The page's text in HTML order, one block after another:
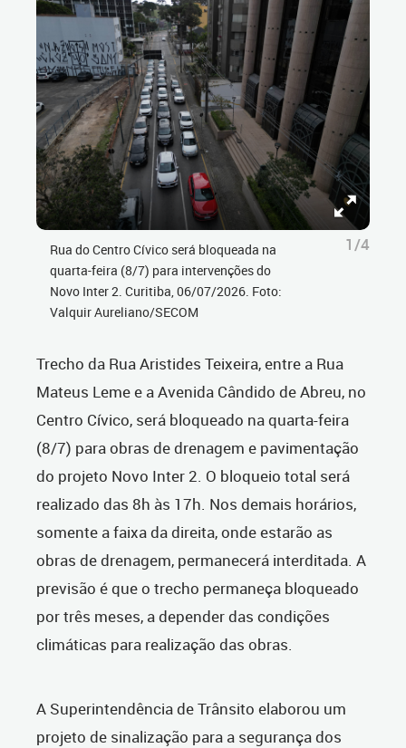
Rua do Centro Cívico será bloqueada na
quarta-feira (8/7) para intervenções do
Novo Inter 2. Curitiba, 06/07/2026. Foto:
Valquir Aureliano/SECOM
1/4
Trecho da Rua Aristides Teixeira, entre a Rua
Mateus Leme e a Avenida Cândido de Abreu, no
Centro Cívico, será bloqueado na quarta-feira
(8/7) para obras de drenagem e pavimentação
do projeto Novo Inter 2. O bloqueio total será
realizado das 8h às 17h. Nos demais horários,
somente a faixa da direita, onde estarão as
obras de drenagem, permanecerá interditada. A
previsão é que o trecho permaneça bloqueado
por três meses, a depender das condições
climáticas para realização das obras.
A Superintendência de Trânsito elaborou um
projeto de sinalização para a segurança dos